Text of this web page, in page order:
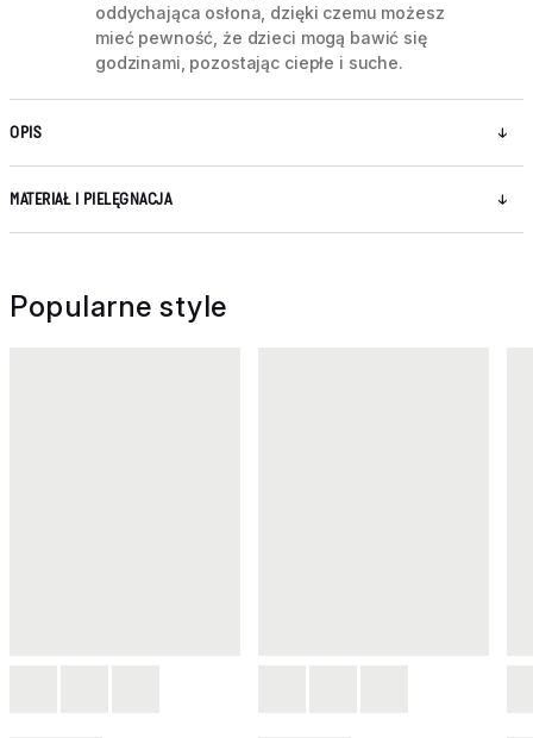
oddychająca osłona, dzięki czemu możesz
mieć pewność, że dzieci mogą bawić się
godzinami, pozostając ciepłe i suche.
OPIS
MATERIAŁ I PIELĘGNACJA
Popularne style